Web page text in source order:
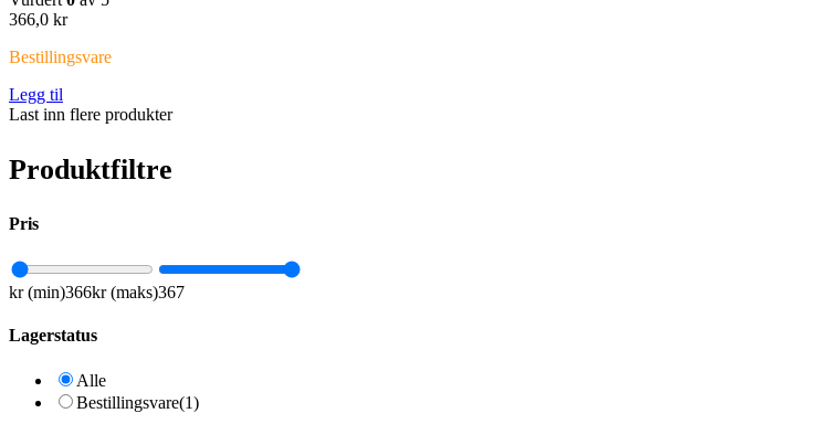
366,0 kr
Bestillingsvare
Legg til
Last inn flere produkter
Produktfiltre
Pris
kr (min)366kr (maks)367
Lagerstatus
Alle
Bestillingsvare(1)